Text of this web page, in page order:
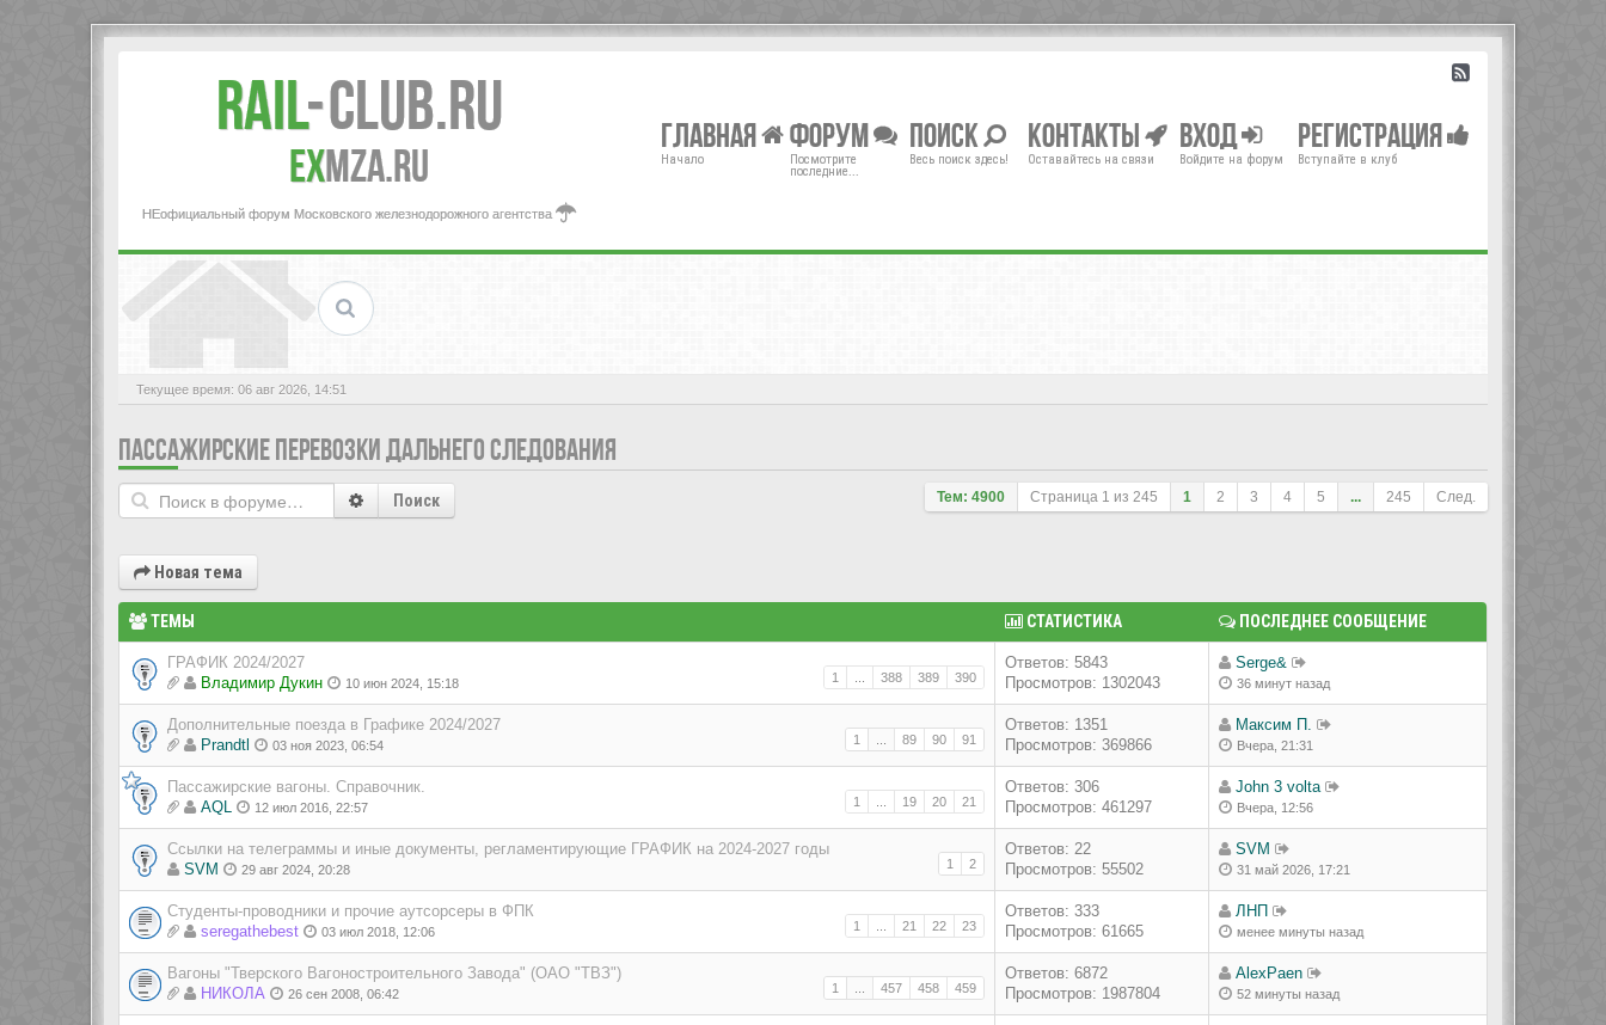
Rail-Club.RU
exMZA.RU
НЕофициальный форум Московского железнодорожного агентства
Главная
Начало
Форум
Посмотрите
последние...
Поиск
Весь поиск здесь!
Контакты
Оставайтесь на связи
Вход
Войдите на форум
Регистрация
Вступайте в клуб
Текущее время: 06 авг 2026, 14:51
ПАССАЖИРСКИЕ ПЕРЕВОЗКИ ДАЛЬНЕГО СЛЕДОВАНИЯ
Поиск Тем: 4900 Страница 1 из 245 1 2 3 4 5 ... 245 След.
Новая тема
ТЕМЫ СТАТИСТИКА ПОСЛЕДНЕЕ СООБЩЕНИЕ
ГРАФИК 2024/2027
1 388 389 390
Владимир Дукин 10 июн 2024, 15:18
Ответов: 5843
Просмотров: 1302043
Serge&
36 минут назад
Дополнительные поезда в Графике 2024/2027
1 89 90 91
Prandtl 03 ноя 2023, 06:54
Ответов: 1351
Просмотров: 369866
Максим П.
Вчера, 21:31
Пассажирские вагоны. Справочник.
1 19 20 21
AQL 12 июл 2016, 22:57
Ответов: 306
Просмотров: 461297
John 3 volta
Вчера, 12:56
Ссылки на телеграммы и иные документы, регламентирующие ГРАФИК на 2024-2027 годы
1 2
SVM 29 авг 2024, 20:28
Ответов: 22
Просмотров: 55502
SVM
31 май 2026, 17:21
Студенты-проводники и прочие аутсорсеры в ФПК
1 21 22 23
seregathebest 03 июл 2018, 12:06
Ответов: 333
Просмотров: 61665
ЛНП
менее минуты назад
Вагоны "Тверского Вагоностроительного Завода" (ОАО "ТВЗ")
1 457 458 459
НИКОЛА 26 сен 2008, 06:42
Ответов: 6872
Просмотров: 1987804
AlexPaen
52 минуты назад